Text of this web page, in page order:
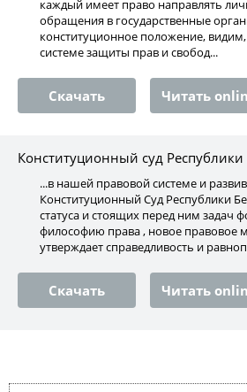
каждый имеет право направлять
обращения в государственные
конституционное положение,
системе защиты прав и свобод...
Скачать Читать
Конституционный суд Республики
...в нашей правовой системе и
Конституционный Суд Республики
статуса и стоящих перед ним задач
философию права , новое правовое
утверждает справедливость и
Скачать Читать